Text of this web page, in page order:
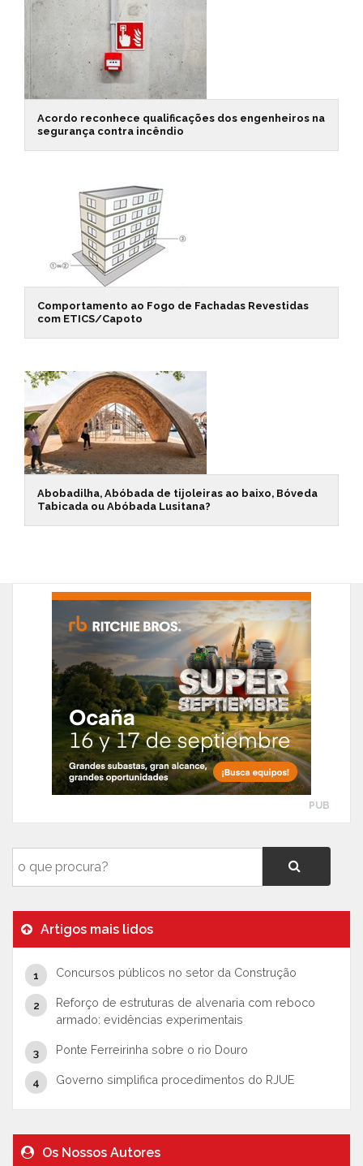
Acordo reconhece qualificações dos engenheiros na
segurança contra incêndio
Comportamento ao Fogo de Fachadas Revestidas
com ETICS/Capoto
Abobadilha, Abóbada de tijoleiras ao baixo, Bóveda
Tabicada ou Abóbada Lusitana?
PUB
Artigos mais lidos
Concursos públicos no setor da Construção
Reforço de estruturas de alvenaria com reboco
armado: evidências experimentais
Ponte Ferreirinha sobre o rio Douro
Governo simplifica procedimentos do RJUE
Os Nossos Autores